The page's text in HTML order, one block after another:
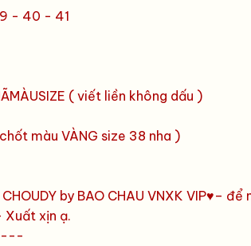
- 40 - 41
( viết liền không dấu )
màu VÀNG size 38 nha )
by BAO CHAU VNXK VIP♥️–
Xuất xịn ạ.